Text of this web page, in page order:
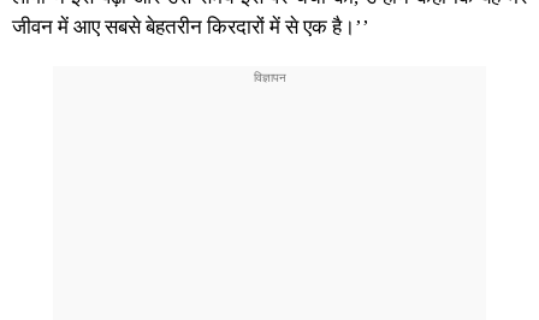
जीवन में आए सबसे बेहतरीन किरदारों में से एक है।’’